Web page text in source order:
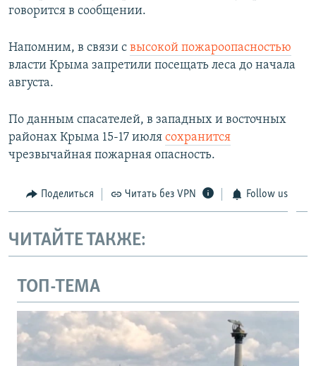
говорится в сообщении.
Напомним, в связи с высокой пожароопасностью
власти Крыма запретили посещать леса до начала
августа.
По данным спасателей, в западных и восточных
районах Крыма 15-17 июля сохранится
чрезвычайная пожарная опасность.
Поделиться Читать без VPN Follow us
ЧИТАЙТЕ ТАКЖЕ:
ТОП-ТЕМА